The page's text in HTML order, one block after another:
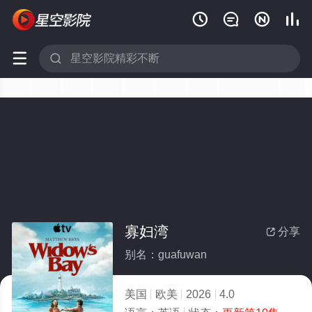
   
 
 分享
寡妇湾
别名：guafuwan
美国 欧美 2026
4.0